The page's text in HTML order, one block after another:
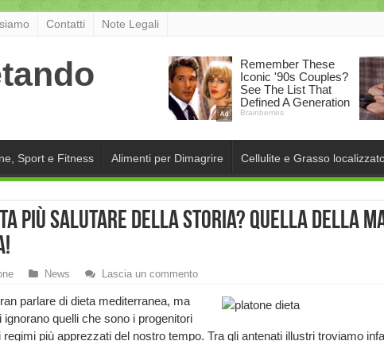
Contatti Note Legali
Sport e Fitness Alimenti per Dimagrire Cellulite e Grasso
più salutare della storia? Quella della
News Lascia un commento
parlare di dieta mediterranea, ma
quelli che sono i progenitori
regimi più apprezzati del nostro tempo. Tra gli antenati illustri troviamo